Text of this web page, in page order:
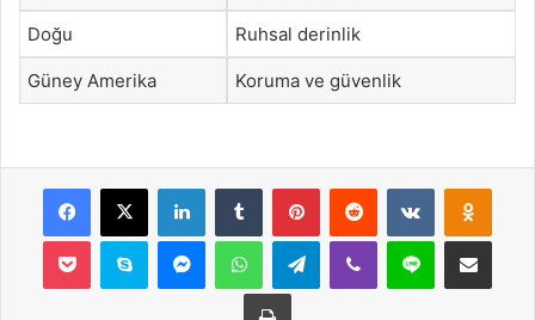
Doğu Ruhsal derinlik
Güney Amerika Koruma ve güvenlik
Facebook
X LinkedInTumblr PinterestReddit VKontakte
Pocket Skype MessengerWhatsAppTelegramViber Line E-Posta ile
Yazdır